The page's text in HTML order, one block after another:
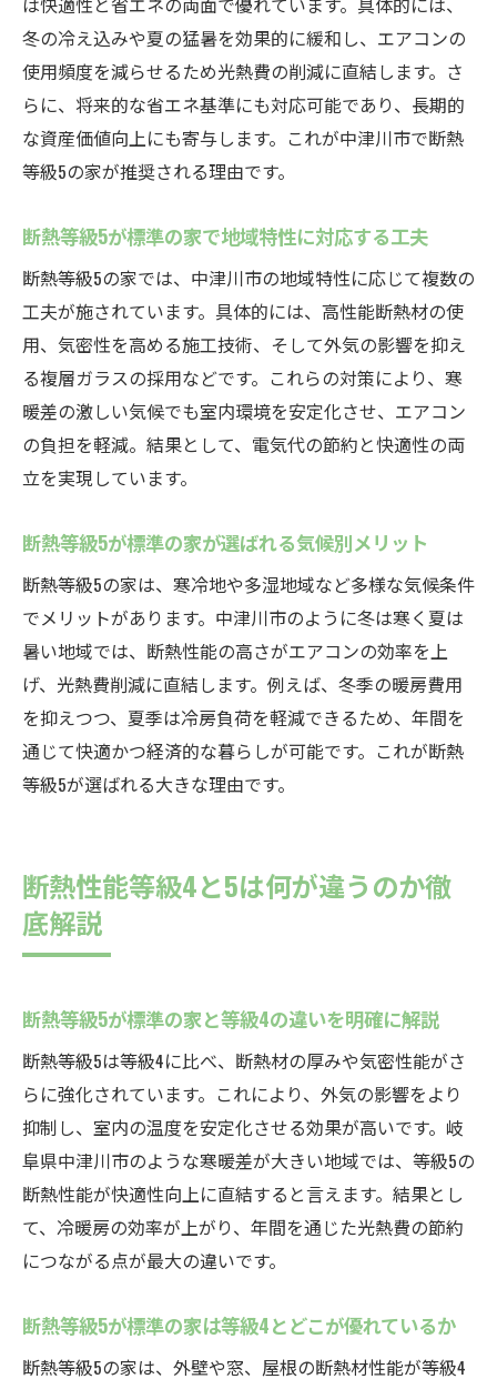
冬の冷え込みや夏の猛暑を効果的に緩和し、エアコンの
使用頻度を減らせるため光熱費の削減に直結します。さ
らに、将来的な省エネ基準にも対応可能であり、長期的
な資産価値向上にも寄与します。これが中津川市で断熱
等級5の家が推奨される理由です。
断熱等級5が標準の家で地域特性に対応する工夫
断熱等級5の家では、中津川市の地域特性に応じて複数の
工夫が施されています。具体的には、高性能断熱材の使
用、気密性を高める施工技術、そして外気の影響を抑え
る複層ガラスの採用などです。これらの対策により、寒
暖差の激しい気候でも室内環境を安定化させ、エアコン
の負担を軽減。結果として、電気代の節約と快適性の両
立を実現しています。
断熱等級5が標準の家が選ばれる気候別メリット
断熱等級5の家は、寒冷地や多湿地域など多様な気候条件
でメリットがあります。中津川市のように冬は寒く夏は
暑い地域では、断熱性能の高さがエアコンの効率を上
げ、光熱費削減に直結します。例えば、冬季の暖房費用
を抑えつつ、夏季は冷房負荷を軽減できるため、年間を
通じて快適かつ経済的な暮らしが可能です。これが断熱
等級5が選ばれる大きな理由です。
断熱性能等級4と5は何が違うのか徹
底解説
断熱等級5が標準の家と等級4の違いを明確に解説
断熱等級5は等級4に比べ、断熱材の厚みや気密性能がさ
らに強化されています。これにより、外気の影響をより
抑制し、室内の温度を安定化させる効果が高いです。岐
阜県中津川市のような寒暖差が大きい地域では、等級5の
断熱性能が快適性向上に直結すると言えます。結果とし
て、冷暖房の効率が上がり、年間を通じた光熱費の節約
につながる点が最大の違いです。
断熱等級5が標準の家は等級4とどこが優れているか
断熱等級5の家は、外壁や窓、屋根の断熱材性能が等級4